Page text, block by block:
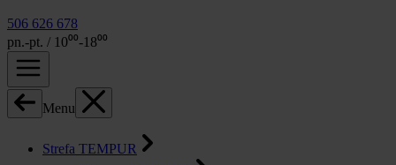
506 626 678
pn.-pt. / 10⁰⁰-18⁰⁰
Menu
Strefa TEMPUR